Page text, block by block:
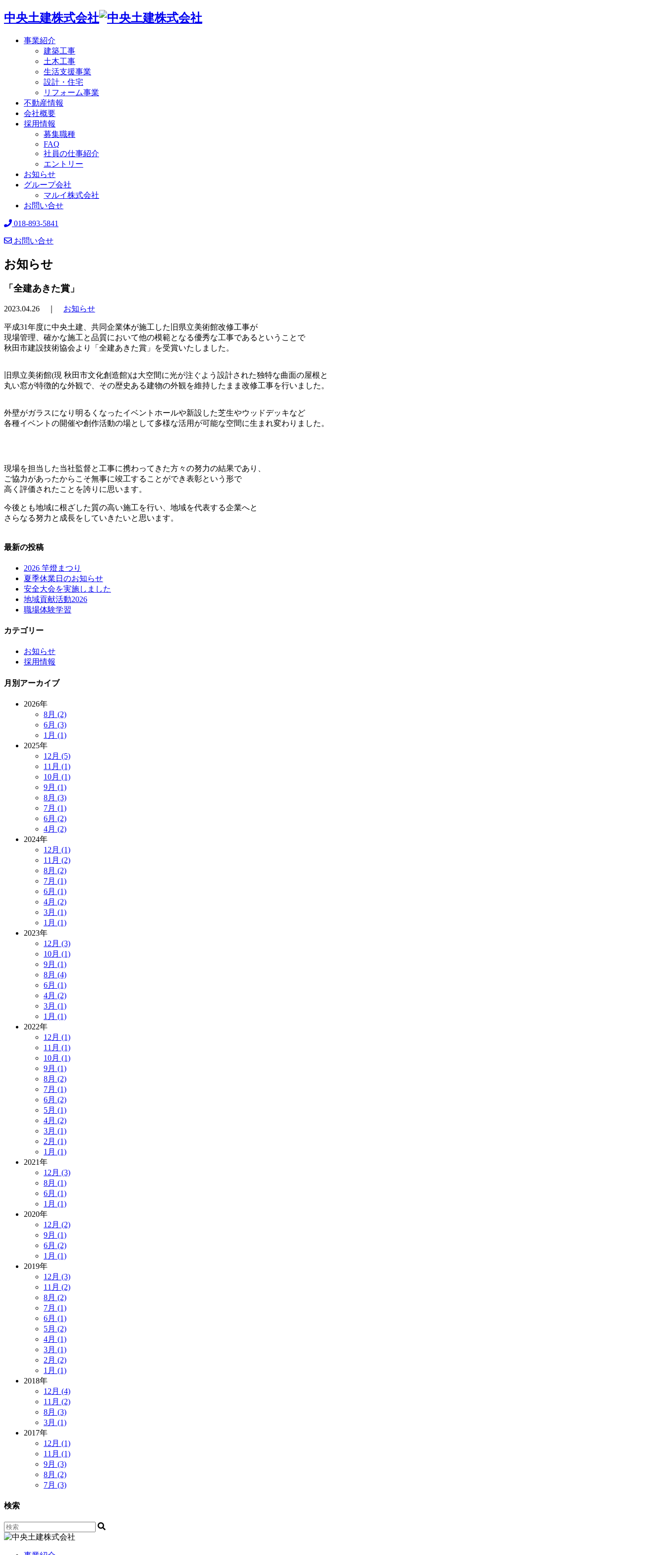
中央土建株式会社
事業紹介
建築工事
土木工事
生活支援事業
設計・住宅
リフォーム事業
不動産情報
会社概要
採用情報
募集職種
FAQ
社員の仕事紹介
エントリー
お知らせ
グループ会社
マルイ株式会社
お問い合せ
018-893-5841
お問い合せ
お知らせ
「全建あきた賞」
2023.04.26 ｜ お知らせ
平成31年度に中央土建、共同企業体が施工した旧県立美術館改修工事が
現場管理、確かな施工と品質において他の模範となる優秀な工事であるということで
秋田市建設技術協会より「全建あきた賞」を受賞いたしました。
旧県立美術館(現 秋田市文化創造館)は大空間に光が注ぐよう設計された独特な曲面の屋根と
丸い窓が特徴的な外観で、その歴史ある建物の外観を維持したまま改修工事を行いました。
外壁がガラスになり明るくなったイベントホールや新設した芝生やウッドデッキなど
各種イベントの開催や創作活動の場として多様な活用が可能な空間に生まれ変わりました。
現場を担当した当社監督と工事に携わってきた方々の努力の結果であり、
ご協力があったからこそ無事に竣工することができ表彰という形で
高く評価されたことを誇りに思います。
今後とも地域に根ざした質の高い施工を行い、地域を代表する企業へと
さらなる努力と成長をしていきたいと思います。
最新の投稿
2026 竿燈まつり
夏季休業日のお知らせ
安全大会を実施しました
地域貢献活動2026
職場体験学習
カテゴリー
お知らせ
採用情報
月別アーカイブ
2026年
8月 (2)
6月 (3)
1月 (1)
2025年
12月 (5)
11月 (1)
10月 (1)
9月 (1)
8月 (3)
7月 (1)
6月 (2)
4月 (2)
2024年
12月 (1)
11月 (2)
8月 (2)
7月 (1)
6月 (1)
4月 (2)
3月 (1)
1月 (1)
2023年
12月 (3)
10月 (1)
9月 (1)
8月 (4)
6月 (1)
4月 (2)
3月 (1)
1月 (1)
2022年
12月 (1)
11月 (1)
10月 (1)
9月 (1)
8月 (2)
7月 (1)
6月 (2)
5月 (1)
4月 (2)
3月 (1)
2月 (1)
1月 (1)
2021年
12月 (3)
8月 (1)
6月 (1)
1月 (1)
2020年
12月 (2)
9月 (1)
6月 (2)
1月 (1)
2019年
12月 (3)
11月 (2)
8月 (2)
7月 (1)
6月 (1)
5月 (2)
4月 (1)
3月 (1)
2月 (2)
1月 (1)
2018年
12月 (4)
11月 (2)
8月 (3)
3月 (1)
2017年
12月 (1)
11月 (1)
9月 (3)
8月 (2)
7月 (3)
検索